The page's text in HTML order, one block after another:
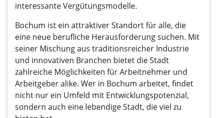
interessante Vergütungsmodelle.
Bochum ist ein attraktiver Standort für alle, die
eine neue berufliche Herausforderung suchen. Mit
seiner Mischung aus traditionsreicher Industrie
und innovativen Branchen bietet die Stadt
zahlreiche Möglichkeiten für Arbeitnehmer und
Arbeitgeber alike. Wer in Bochum arbeitet, findet
nicht nur ein Umfeld mit Entwicklungspotenzial,
sondern auch eine lebendige Stadt, die viel zu